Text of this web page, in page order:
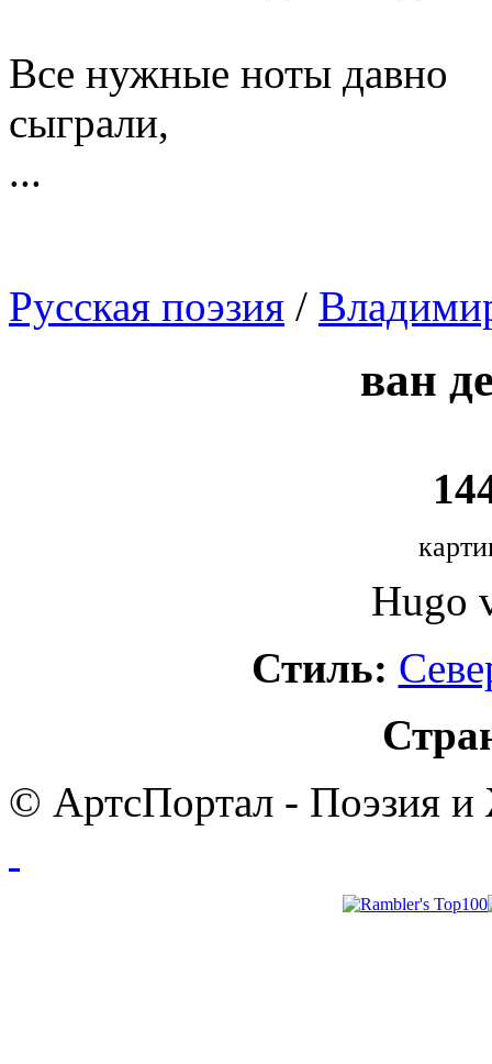
Все нужные ноты давно
сыграли,
...
Русская поэзия /
ван
Hugo
Стиль:
© АртсПортал - Поэзия